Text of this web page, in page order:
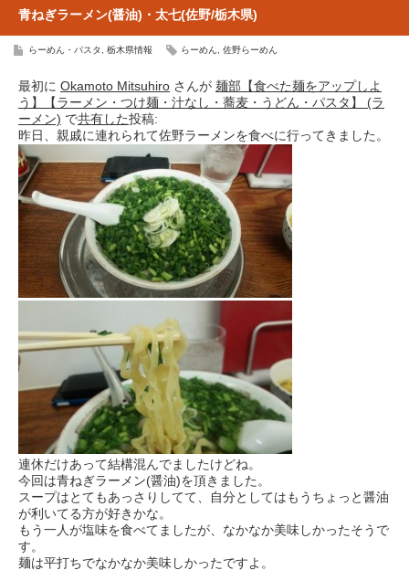
青ねぎラーメン(醤油)・太七(佐野/栃木県)
らーめん・パスタ 栃木県情報 らーめん 佐野らーめん
最初に Okamoto Mitsuhiro さんが 麺部【食べた麺をアップしよ
う】【ラーメン・つけ麺・汁なし・蕎麦・うどん・パスタ】 (ラ
ーメン) で共有した投稿:
昨日、親戚に連れられて佐野ラーメンを食べに行ってきました。
連休だけあって結構混んでましたけどね。
今回は青ねぎラーメン(醤油)を頂きました。
スープはとてもあっさりしてて、自分としてはもうちょっと醤油
が利いてる方が好きかな。
もう一人が塩味を食べてましたが、なかなか美味しかったそうで
す。
麺は平打ちでなかなか美味しかったですよ。